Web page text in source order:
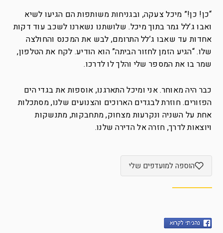
“כן! כן!” מיכל צעקה, ובגניחות משותפות הם הגיעו לשיא
ואבו ג’לל גמר בתוך מיכל. שלושתנו נשארנו לשכב עוד דקות
אחדות עד שאבו ג’לל התרומם, לבש את המכנס והחולצה
שלו. “הגיע הזמן לחזור הביתה” הוא הודיע. לקח את הטלפון,
שמר בו את המספר שלי והלך לו לדרכו.
כבר היה מאוחר. אני ומיכל התארגנו, אוספות את בגדי הים
הפזורים. חוזרת לבגדים הארוכים והצנועים שלנו, מסתכלות
אחת על השניה ונקרעות מצחוק, מתחבקות, מתנשקות
ויוצאות לדרך, חזרה אל הדירה שלנו.
הוספה למועדפים שלי